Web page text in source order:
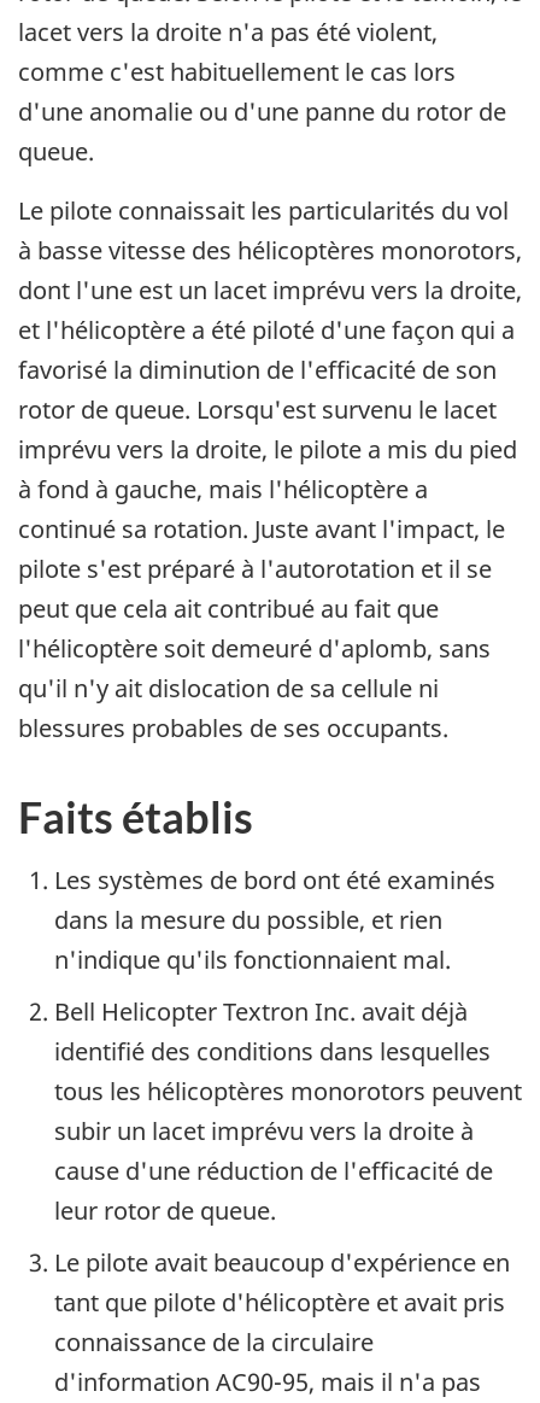
lacet vers la droite n'a pas été violent,
comme c'est habituellement le cas lors
d'une anomalie ou d'une panne du rotor de
queue.
Le pilote connaissait les particularités du vol
à basse vitesse des hélicoptères monorotors,
dont l'une est un lacet imprévu vers la droite,
et l'hélicoptère a été piloté d'une façon qui a
favorisé la diminution de l'efficacité de son
rotor de queue. Lorsqu'est survenu le lacet
imprévu vers la droite, le pilote a mis du pied
à fond à gauche, mais l'hélicoptère a
continué sa rotation. Juste avant l'impact, le
pilote s'est préparé à l'autorotation et il se
peut que cela ait contribué au fait que
l'hélicoptère soit demeuré d'aplomb, sans
qu'il n'y ait dislocation de sa cellule ni
blessures probables de ses occupants.
Faits établis
Les systèmes de bord ont été examinés
dans la mesure du possible, et rien
n'indique qu'ils fonctionnaient mal.
Bell Helicopter Textron Inc. avait déjà
identifié des conditions dans lesquelles
tous les hélicoptères monorotors peuvent
subir un lacet imprévu vers la droite à
cause d'une réduction de l'efficacité de
leur rotor de queue.
Le pilote avait beaucoup d'expérience en
tant que pilote d'hélicoptère et avait pris
connaissance de la circulaire
d'information AC90-95, mais il n'a pas